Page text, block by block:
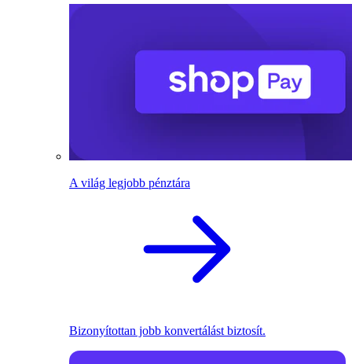
A világ legjobb pénztára
Bizonyítottan jobb konvertálást biztosít.